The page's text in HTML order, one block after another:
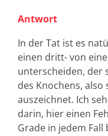
Antwort
In der Tat ist es
einen dritt- von
unterscheiden, der
des Knochens,
auszeichnet. Ich
darin, hier einen
Grade in jedem